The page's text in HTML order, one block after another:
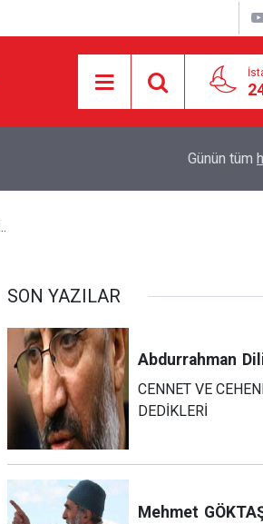
İran ile Umman
Günün tüm
SON YAZILAR
Abdurrahman
CENNET VE
DEDİKLERİ
Mehmet